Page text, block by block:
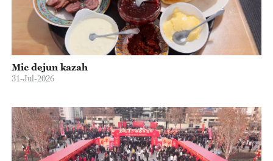
Mic dejun kazah
31-Jul-2026